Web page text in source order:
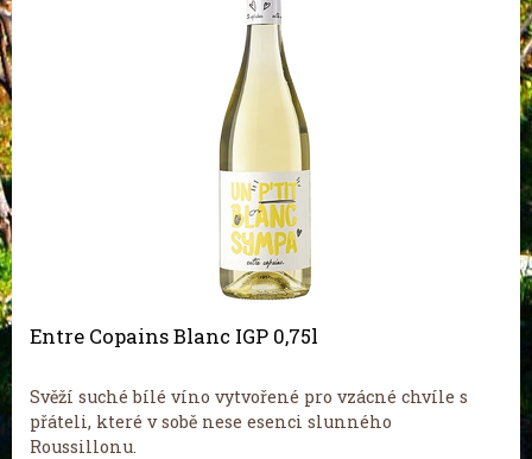
Entre Copains Blanc IGP 0,75l
Svěží suché bílé víno vytvořené pro vzácné chvíle s
přáteli, které v sobě nese esenci slunného
Roussillonu.